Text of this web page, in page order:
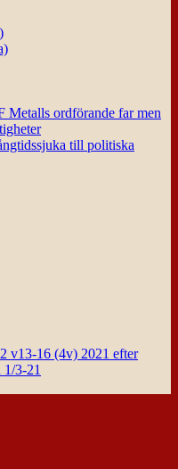
Metalls ordförande far men
till politiska
v13-16 (4v) 2021 efter
3-21